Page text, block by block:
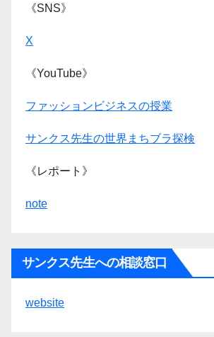
《SNS》
X
《YouTube》
ファッションビジネスの授業
サンクス先生の世界まちブラ探検
《レポート》
note
サンクス先生への相談窓口
website